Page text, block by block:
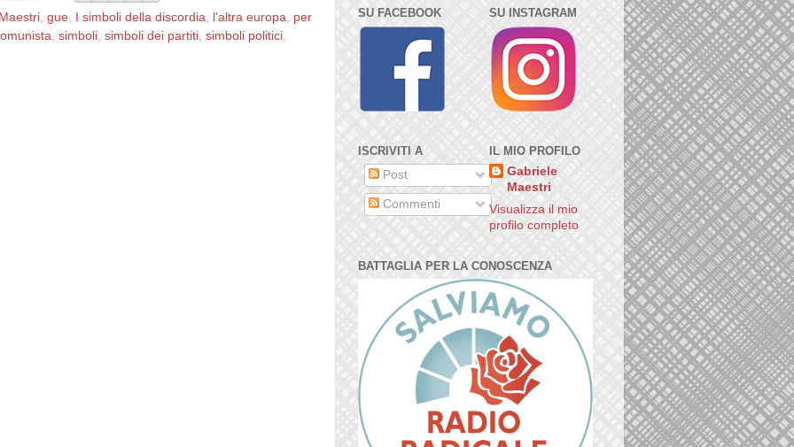
gue I simboli della discordia l'altra europa
per
simboli simboli dei partiti simboli politici
SU FACEBOOK
ISCRIVITI A
Post
Commenti
SU INSTAGRAM
IL MIO PROFILO
Gabriele
Maestri
Visualizza il mio
profilo completo
BATTAGLIA PER LA CONOSCENZA